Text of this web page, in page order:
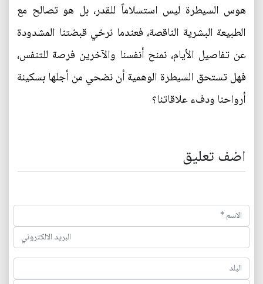
هوس السيطرة ليس استسلاماً للقدر، بل هو تصالح مع
الطبيعة البشرية الناقصة، فعندما نرخي قبضتنا المشدودة
عن تفاصيل الأيام، نمنح أنفسنا والآخرين فرصة للتنفس،
فهل تستحق السيطرة الوهمية أن نضحي من أجلها بسكينة
أرواحنا ودفء علاقاتنا؟
اضف تعليق